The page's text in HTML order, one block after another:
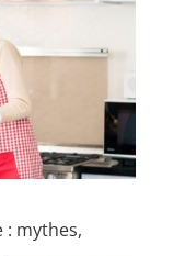
: mythes,